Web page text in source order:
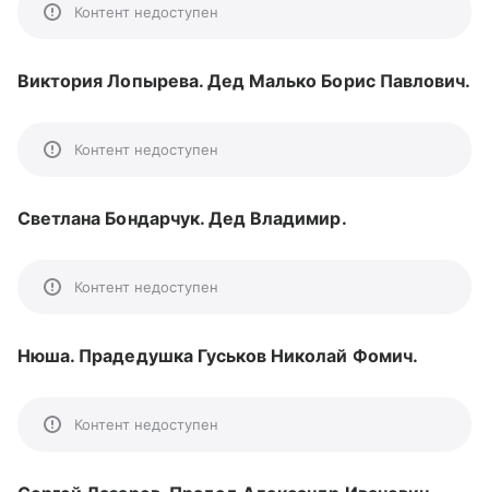
Контент недоступен
Виктория Лопырева. Дед Малько Борис Павлович.
Контент недоступен
Светлана Бондарчук. Дед Владимир.
Контент недоступен
Нюша. Прадедушка Гуськов Николай Фомич.
Контент недоступен